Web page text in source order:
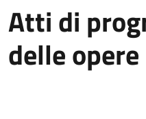
Atti di
delle